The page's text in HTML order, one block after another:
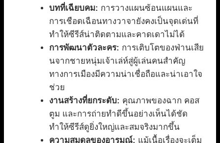
บทที่เฉียบคม: การวางแผนซ้อนแผนและ
การเชือดเฉือนทางวาจายังคงเป็นจุดเด่นที่
ทำให้ซีรีส์น่าติดตามและคาดเดาไม่ได้
การพัฒนาตัวละคร: การเติบโตของฟ่านเสีย
นจากชายหนุ่มเจ้าเล่ห์สู่ผู้เล่นคนสำคัญ
ทางการเมืองมีความน่าเชื่อถือและน่าเอาใจ
ช่วย
งานสร้างที่ยกระดับ: คุณภาพของฉาก คอส
ตูม และการถ่ายทำดีขึ้นอย่างเห็นได้ชัด
ทำให้ซีรีส์ดูยิ่งใหญ่และสมจริงมากขึ้น
ความสมดุลของอารมณ์: แม้เนื้อเรื่องจะเต็ม